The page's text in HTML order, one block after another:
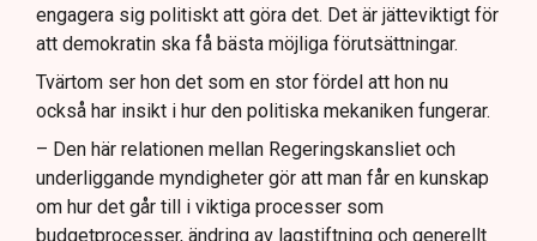
engagera sig politiskt att göra det. Det är jätteviktigt för
att demokratin ska få bästa möjliga förutsättningar.
Tvärtom ser hon det som en stor fördel att hon nu
också har insikt i hur den politiska mekaniken fungerar.
– Den här relationen mellan Regeringskansliet och
underliggande myndigheter gör att man får en kunskap
om hur det går till i viktiga processer som
budgetprocesser, ändring av lagstiftning och generellt